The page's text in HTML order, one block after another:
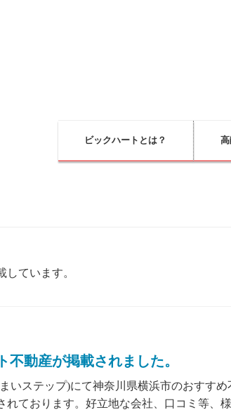
ビックハートとは？
ています。
動産が掲載されました。
いステップ)にて神奈川県横浜市のおすすめ
ております。好立地な会社、口コミ等、